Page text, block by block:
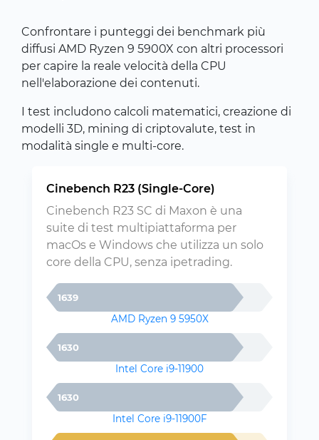
Confrontare i punteggi dei benchmark più
diffusi AMD Ryzen 9 5900X con altri processori
per capire la reale velocità della CPU
nell'elaborazione dei contenuti.
I test includono calcoli matematici, creazione di
modelli 3D, mining di criptovalute, test in
modalità single e multi-core.
Cinebench R23 (Single-Core)
Cinebench R23 SC di Maxon è una
suite di test multipiattaforma per
macOs e Windows che utilizza un solo
core della CPU, senza ipetrading.
1639
AMD Ryzen 9 5950X
1630
Intel Core i9-11900
1630
Intel Core i9-11900F